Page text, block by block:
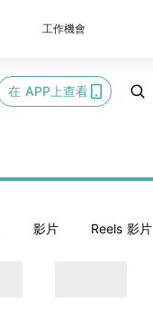
工作機會
在 APP上查看
影片 Reels 影片